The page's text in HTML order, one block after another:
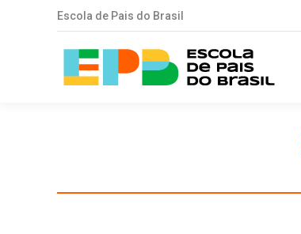
Escola de Pais do Brasil